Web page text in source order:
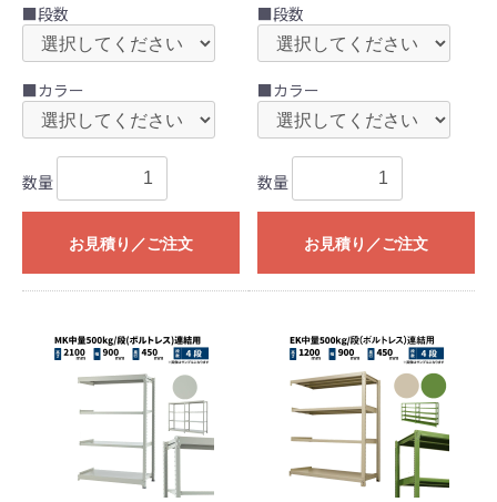
■段数
■カラー
数量
お見積り／ご注文
■段数
■カラー
数量
お見積り／ご注文